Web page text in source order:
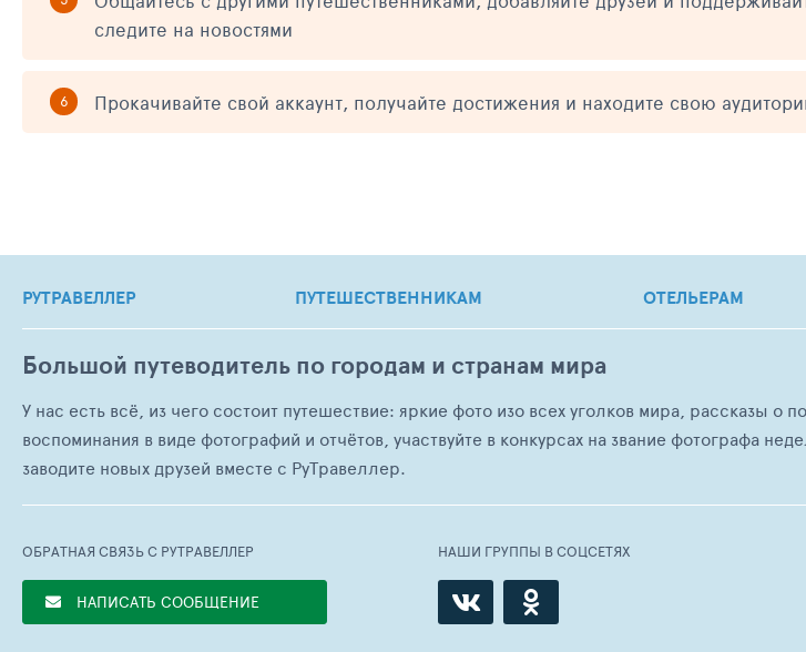
следите на новостями
Прокачивайте свой аккаунт, получайте достижения и находите свою
РУТРАВЕЛЛЕР ПУТЕШЕСТВЕННИКАМ ОТЕЛЬЕРАМ
Большой путеводитель по городам и странам мира
У нас есть всё, из чего состоит путешествие: яркие фото изо всех уголков мира, рассказы
воспоминания в виде фотографий и отчётов, участвуйте в конкурсах на звание фотографа
заводите новых друзей вместе с РуТравеллер.
ОБРАТНАЯ СВЯЗЬ С РУТРАВЕЛЛЕР
НАПИСАТЬ СООБЩЕНИЕ
НАШИ ГРУППЫ В СОЦСЕТЯХ